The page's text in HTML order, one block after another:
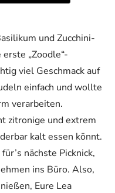
und Zucchini-
„Zoodle“-
viel Geschmack auf
einfach und wollte
verarbeiten.
zitronige und extrem
kalt essen könnt.
nächste Picknick,
ins Büro. Also,
Eure Lea